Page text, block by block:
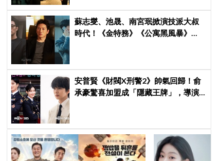
蘇志燮、池晟、南宮珉掀演技派大叔
時代！《金特務》《公寓黑風暴》
安普賢《財閥X刑警2》帥氣回歸！俞
承豪驚喜加盟成「隱藏王牌」，導演